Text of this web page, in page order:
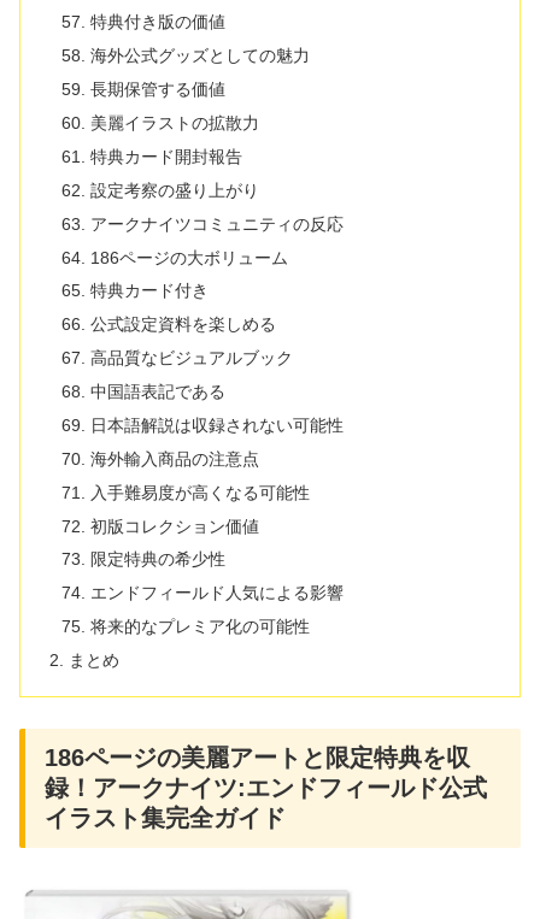
特典付き版の価値
海外公式グッズとしての魅力
長期保管する価値
美麗イラストの拡散力
特典カード開封報告
設定考察の盛り上がり
アークナイツコミュニティの反応
186ページの大ボリューム
特典カード付き
公式設定資料を楽しめる
高品質なビジュアルブック
中国語表記である
日本語解説は収録されない可能性
海外輸入商品の注意点
入手難易度が高くなる可能性
初版コレクション価値
限定特典の希少性
エンドフィールド人気による影響
将来的なプレミア化の可能性
まとめ
186ページの美麗アートと限定特典を収
録！アークナイツ:エンドフィールド公式
イラスト集完全ガイド